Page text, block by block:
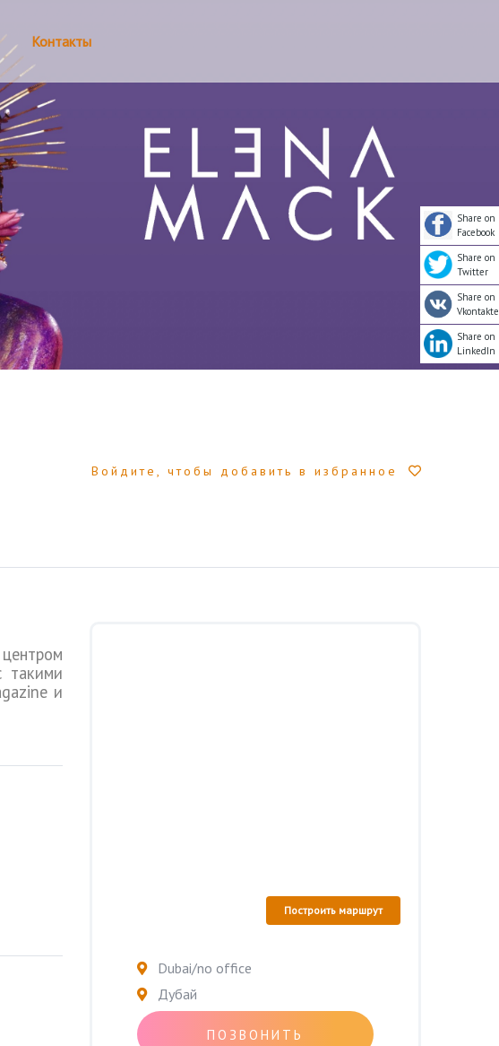
Контакты
Войдите, чтобы добавить в избранное
такими
и
Построить маршрут
Dubai/no office
Дубай
ПОЗВОНИТЬ
Share on
Facebook
Share on
Twitter
Share on
Vkontakte
Share on
LinkedIn